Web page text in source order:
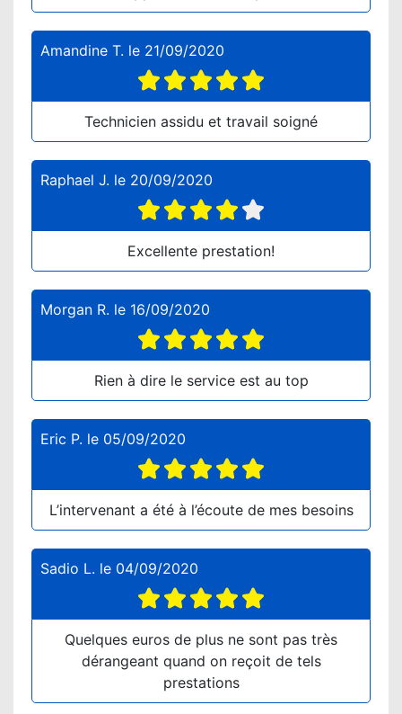
Amandine T. le 21/09/2020
Technicien assidu et travail soigné
Raphael J. le 20/09/2020
Excellente prestation!
Morgan R. le 16/09/2020
Rien à dire le service est au top
Eric P. le 05/09/2020
L’intervenant a été à l’écoute de mes besoins
Sadio L. le 04/09/2020
Quelques euros de plus ne sont pas très
dérangeant quand on reçoit de tels
prestations